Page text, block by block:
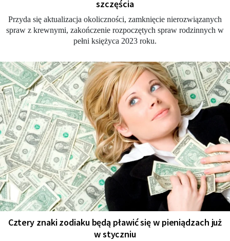
szczęścia
Przyda się aktualizacja okoliczności, zamknięcie nierozwiązanych
spraw z krewnymi, zakończenie rozpoczętych spraw rodzinnych w
pełni księżyca 2023 roku.
Cztery znaki zodiaku będą pławić się w pieniądzach już
w styczniu